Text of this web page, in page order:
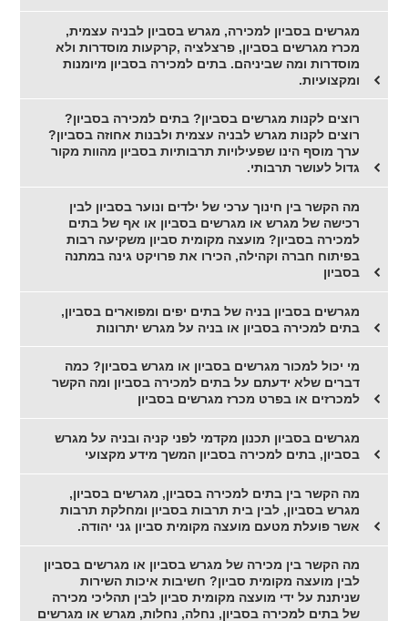
מגרשים בסביון למכירה, מגרש בסביון לבניה עצמית,
מכרז מגרשים בסביון, פרצלציה ,קרקעות מוסדרות ולא
מוסדרות ומה שביניהם. בתים למכירה בסביון מיומנות
ומקצועיות.
רוצים לקנות מגרשים בסביון? בתים למכירה בסביון?
רוצים לקנות מגרש לבניה עצמית ולבנות אחוזה בסביון?
ערך מוסף הינו שפעילויות תרבותיות בסביון מהוות מקור
גדול לעושר תרבותי.
מה הקשר בין חינוך ערכי של ילדים ונוער בסביון לבין
רכישה של מגרש או מגרשים בסביון או אף של בתים
למכירה בסביון? מועצה מקומית סביון משקיעה רבות
בפיתוח חברה וקהילה, הכירו את פרויקט גינה במתנה
בסביון
מגרשים בסביון בניה של בתים יפים ומפוארים בסביון,
בתים למכירה בסביון או בניה על מגרש יתרונות
מי יכול למכור מגרשים בסביון או מגרש בסביון? כמה
דברים שלא ידעתם על בתים למכירה בסביון ומה הקשר
למכרזים או בפרט מכרז מגרשים בסביון
מגרשים בסביון תכנון מקדמי לפני קניה ובניה על מגרש
בסביון, בתים למכירה בסביון המשך מידע מקצועי
מה הקשר בין בתים למכירה בסביון, מגרשים בסביון,
מגרש בסביון, לבין בית תרבות בסביון ומחלקת תרבות
אשר פועלת מטעם מועצה מקומית סביון גני יהודה.
מה הקשר בין מכירה של מגרש בסביון או מגרשים בסביון
לבין מועצה מקומית סביון? חשיבות איכות השירות
שניתנת על ידי מועצה מקומית סביון לבין תהליכי מכירה
של בתים למכירה בסביון, נחלה, נחלות, מגרש או מגרשים